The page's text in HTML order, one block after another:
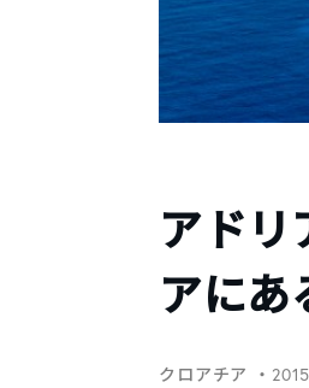
アドリ
アにあ
クロアチア ・